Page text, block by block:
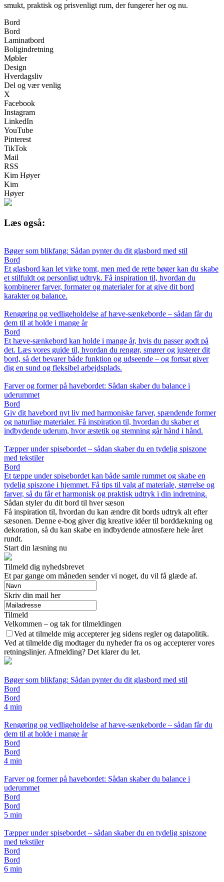
smukt, praktisk og prisvenligt rum, der fungerer her og nu.
Bord
Bord
Laminatbord
Boligindretning
Møbler
Design
Hverdagsliv
Del og vær venlig
X
Facebook
Instagram
LinkedIn
YouTube
Pinterest
TikTok
Mail
RSS
Kim Høyer
Kim
Høyer
Læs også:
Bøger som blikfang: Sådan pynter du dit glasbord med stil
Bord
Et glasbord kan let virke tomt, men med de rette bøger kan du skabe
et stilfuldt og personligt udtryk. Få inspiration til, hvordan du
kombinerer farver, formater og materialer for at give dit bord
karakter og balance.
Rengøring og vedligeholdelse af hæve-sænkeborde – sådan får du
dem til at holde i mange år
Bord
Et hæve-sænkebord kan holde i mange år, hvis du passer godt på
det. Læs vores guide til, hvordan du rengør, smører og justerer dit
bord, så det bevarer både funktion og udseende – og fortsat giver
dig en sund og fleksibel arbejdsplads.
Farver og former på havebordet: Sådan skaber du balance i
uderummet
Bord
Giv dit havebord nyt liv med harmoniske farver, spændende former
og naturlige materialer. Få inspiration til, hvordan du skaber et
indbydende uderum, hvor æstetik og stemning går hånd i hånd.
Tæpper under spisebordet – sådan skaber du en tydelig spiszone
med tekstiler
Bord
Et tæppe under spisebordet kan både samle rummet og skabe en
tydelig spiszone i hjemmet. Få tips til valg af materiale, størrelse og
farver, så du får et harmonisk og praktisk udtryk i din indretning.
Sådan styler du dit bord til hver sæson
Få inspiration til, hvordan du kan ændre dit bords udtryk alt efter
sæsonen. Denne e-bog giver dig kreative idéer til borddækning og
dekoration, så du kan skabe en indbydende atmosfære hele året
rundt.
Start din læsning nu
Tilmeld dig nyhedsbrevet
Et par gange om måneden sender vi noget, du vil få glæde af.
Skriv din mail her
Tilmeld
Velkommen – og tak for tilmeldingen
Ved at tilmelde mig accepterer jeg sidens regler og datapolitik.
Ved at tilmelde dig modtager du nyheder fra os og accepterer vores
retningslinjer. Afmelding? Det klarer du let.
Bøger som blikfang: Sådan pynter du dit glasbord med stil
Bord
Bord
4 min
Rengøring og vedligeholdelse af hæve-sænkeborde – sådan får du
dem til at holde i mange år
Bord
Bord
4 min
Farver og former på havebordet: Sådan skaber du balance i
uderummet
Bord
Bord
5 min
Tæpper under spisebordet – sådan skaber du en tydelig spiszone
med tekstiler
Bord
Bord
6 min